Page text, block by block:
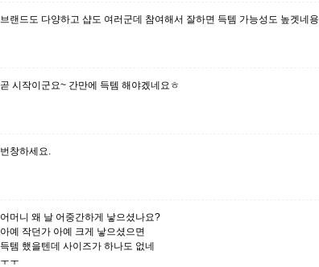
브랜드도 다양하고 샵도 여러군데 참여해서 잘하면 득템 가능성도 높겟네용
곧 시작이군요~ 간만에 득템 해야겠네요ㅎ
번창하세요.
어머니 왜 날 어중간하게 낳으셨나요?
아예 작던가 아예 크게 낳으셨으면
득템 했을텐데 사이즈가 하나도 없네
ㅜㅜ